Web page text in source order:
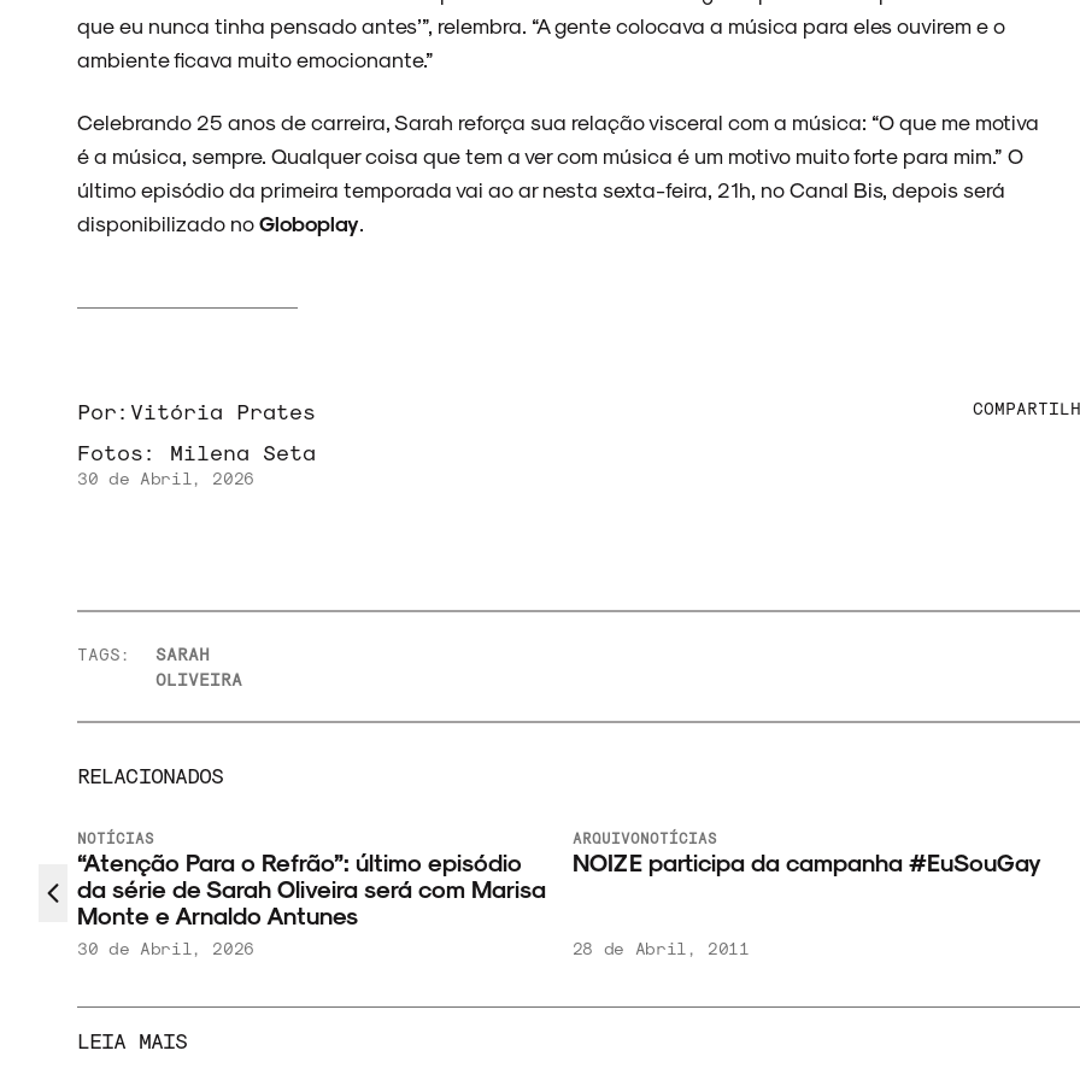
que eu nunca tinha pensado antes’”, relembra. “A gente colocava a música para eles ouvirem e o
ambiente ficava muito emocionante.”
Celebrando 25 anos de carreira, Sarah reforça sua relação visceral com a música: “O que me motiva
é a música, sempre. Qualquer coisa que tem a ver com música é um motivo muito forte para mim.” O
último episódio da primeira temporada vai ao ar nesta sexta-feira, 21h, no Canal Bis, depois será
disponibilizado noGloboplay
Por: Vitória Prates
Fotos: Milena Seta
30 de Abril, 2026
TAGS:
SARAH
OLIVEIRA
RELACIONADOS
NOTÍCIAS
“Atenção Para o Refrão”: último episódio
da série de Sarah Oliveira será com Marisa
Monte e Arnaldo Antunes
30 de Abril, 2026
ARQUIVONOTÍCIAS
NOIZE participa da campanha #EuSouGay
28 de Abril, 2011
LEIA MAIS